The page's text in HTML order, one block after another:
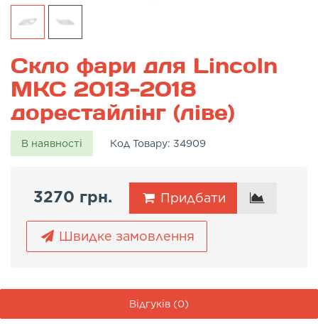
Скло фари для Lincoln
MKC 2013-2018
дорестайлінг (ліве)
В наявності Код Товару: 34909
3270 грн. Придбати
Швидке замовлення
Відгуків (0)